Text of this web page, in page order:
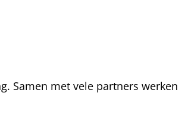
Samen met vele partners werken